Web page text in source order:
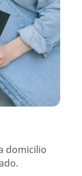
domicilio